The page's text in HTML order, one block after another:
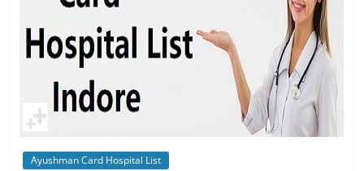
Ayushman Card Hospital List